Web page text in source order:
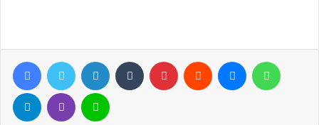
FacebookTwitter LinkedIn Tumblr Pinterest Reddit Messenger
Telegram Viber Line